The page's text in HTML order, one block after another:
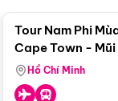
Tour Nam Phi
Cape Town -
Bàn -
Safari - Lodge
Hồ Chí Minh